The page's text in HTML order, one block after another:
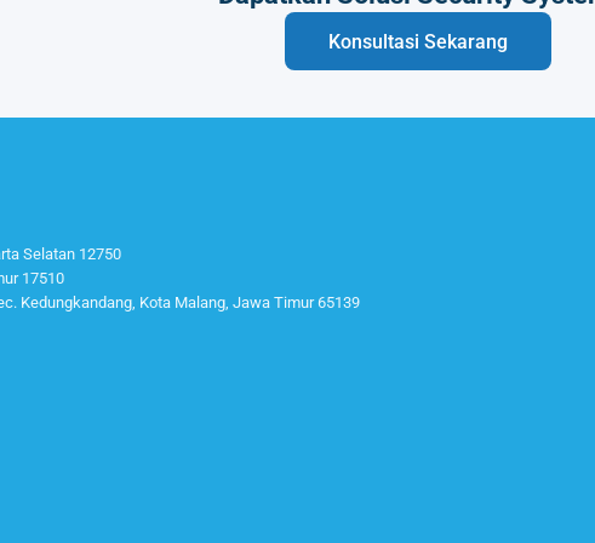
Konsultasi Sekarang
Selatan 12750
17510
Kedungkandang, Kota Malang, Jawa Timur 65139